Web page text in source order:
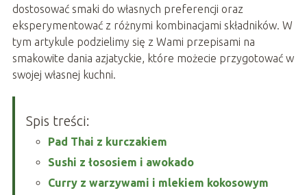
dostosować smaki do własnych preferencji oraz
eksperymentować z różnymi kombinacjami składników. W
tym artykule podzielimy się z Wami przepisami na
smakowite dania azjatyckie, które możecie przygotować w
swojej własnej kuchni.
Spis treści:
Pad Thai z kurczakiem
Sushi z łososiem i awokado
Curry z warzywami i mlekiem kokosowym